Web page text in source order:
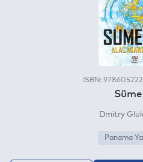
ISBN:
Dmitry
Panama